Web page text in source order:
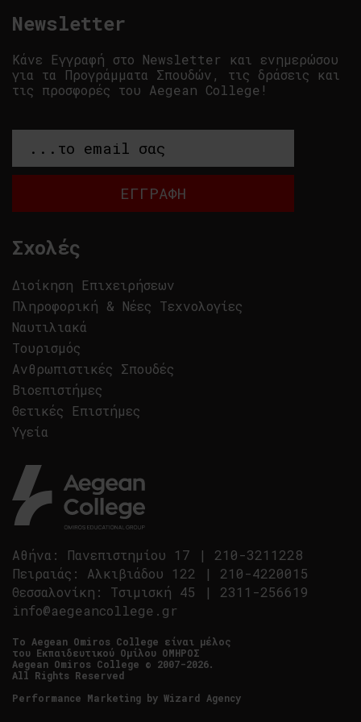
Αθήνα : Πανεπιστημίου 17 | 210-3211228
Πειραιάς : Αλκιβιάδου 122 | 210-4220015
Θεσσαλονίκη : Τσιμισκή 45 | 2311-256619
info@aegeancollege.gr
Tο Aegean Omiros College είναι μέλος
του Εκπαιδευτικού Ομίλου ΟΜΗΡΟΣ
Aegean Omiros College © 2007-2026.
All Rights Reserved
Performance Marketing by Wizard Agency
Σχολές
Διοίκηση Επιχειρήσεων
Πληροφορική & Νέες Τεχνολογίες
Ναυτιλιακά
Τουρισμός
Ανθρωπιστικές Σπουδές
Βιοεπιστήμες
Θετικές Επιστήμες
Υγεία
Newsletter
Κάνε Εγγραφή στο Newsletter και ενημερώσου
για τα Προγράμματα Σπουδών, τις δράσεις και
τις προσφορές του Aegean College!